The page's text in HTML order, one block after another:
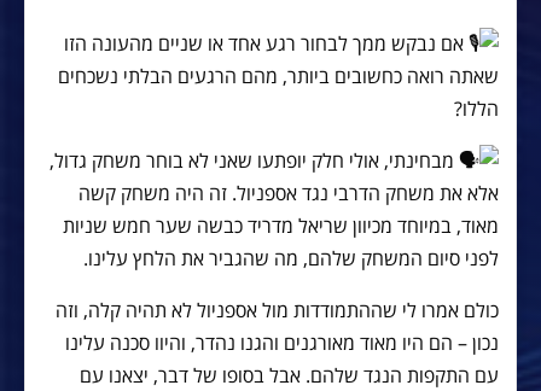
אם נבקש ממך לבחור רגע אחד או שניים מהעונה הזו
שאתה רואה כחשובים ביותר, מהם הרגעים הבלתי נשכחים
הללו?
מבחינתי, אולי חלק יופתעו שאני לא בוחר משחק גדול,
אלא את משחק הדרבי נגד אספניול. זה היה משחק קשה
מאוד, במיוחד מכיוון שריאל מדריד כבשה שער חמש שניות
לפני סיום המשחק שלהם, מה שהגביר את הלחץ עלינו.
כולם אמרו לי שההתמודדות מול אספניול לא תהיה קלה, וזה
נכון – הם היו מאוד מאורגנים והגנו נהדר, והיוו סכנה עלינו
עם התקפות הנגד שלהם. אבל בסופו של דבר, יצאנו עם